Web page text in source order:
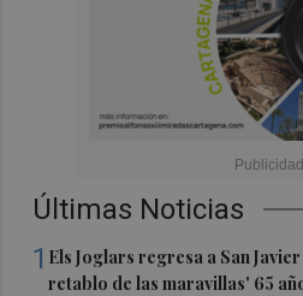
Últimas Noticias
1 Els Joglars regresa a San
retablo de las maravillas' 65